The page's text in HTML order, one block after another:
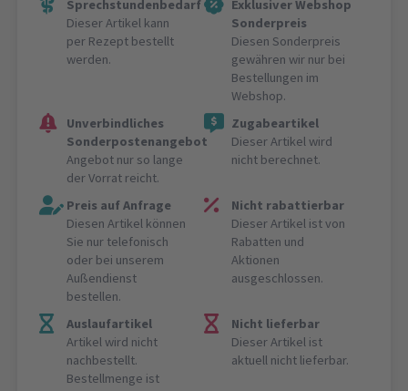
Sprechstundenbedarf
Dieser Artikel kann
per Rezept bestellt
werden.
Exklusiver Webshop
Sonderpreis
Diesen Sonderpreis
gewähren wir nur bei
Bestellungen im
Webshop.
Unverbindliches
Sonderpostenangebot
Angebot nur so lange
der Vorrat reicht.
Zugabeartikel
Dieser Artikel wird
nicht berechnet.
Preis auf Anfrage
Diesen Artikel können
Sie nur telefonisch
oder bei unserem
Außendienst
bestellen.
Nicht rabattierbar
Dieser Artikel ist von
Rabatten und
Aktionen
ausgeschlossen.
Auslaufartikel
Artikel wird nicht
nachbestellt.
Bestellmenge ist
Nicht lieferbar
Dieser Artikel ist
aktuell nicht lieferbar.